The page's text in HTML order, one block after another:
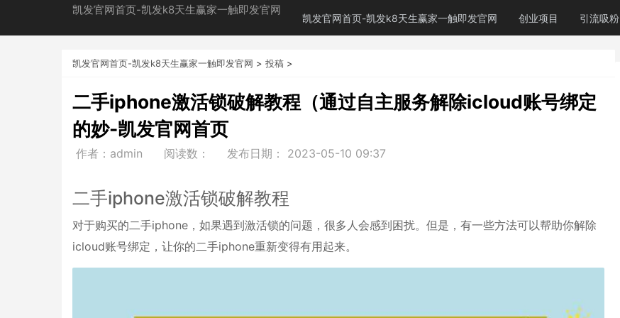
凯发官网首页-凯发k8天生赢家一触即发官网
凯发官网首页-凯发k8天生赢家一触即发官网 创业项目 引流吸粉
凯发官网首页-凯发k8天生赢家一触即发官网 > 投稿 >
二手iphone激活锁破解教程（通过自主服务解除icloud账号绑定
的妙-凯发官网首页
作者：admin 阅读数： 发布日期： 2023-05-10 09:37
二手iphone激活锁破解教程
对于购买的二手iphone，如果遇到激活锁的问题，很多人会感到困扰。但是，有一些方法可以帮助你解除
icloud账号绑定，让你的二手iphone重新变得有用起来。